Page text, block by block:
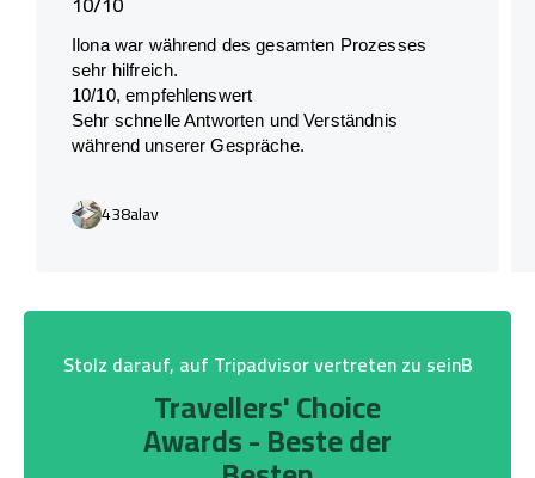
Ilona war während des gesamten Prozesses
sehr hilfreich.
10/10, empfehlenswert
Sehr schnelle Antworten und Verständnis
während unserer Gespräche.
438alav
Stolz darauf, auf Tripadvisor vertreten zu seinB
Travellers' Choice
Awards - Beste der